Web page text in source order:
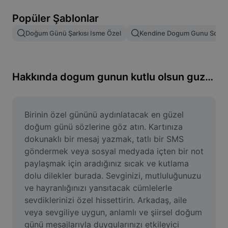
Resim birleştirme
Resmi Yeniden Boyutlandırma
Mizah Görseli Oluşturucu
AI Text Remover
AI People Remover
AI Inpainting
Face Cutout
Popüler Şablonlar
Doğum Günü Şarkısı Isme Özel Kendine Dogum Gunu
Hakkında dogum gunun kutlu olsun guzel sozler
Birinin özel gününü aydınlatacak en güzel
doğum günü sözlerine göz atın. Kartınıza
dokunaklı bir mesaj yazmak, tatlı bir SMS
göndermek veya sosyal medyada içten bir not
paylaşmak için aradığınız sıcak ve kutlama
dolu dilekler burada. Sevginizi, mutluluğunuzu
ve hayranlığınızı yansıtacak cümlelerle
sevdiklerinizi özel hissettirin. Arkadaş, aile
veya sevgiliye uygun, anlamlı ve şiirsel doğum
günü mesajlarıyla duygularınızı etkileyici